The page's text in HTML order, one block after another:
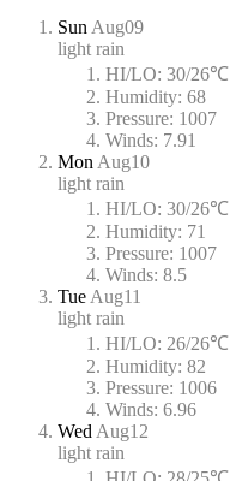
SunAug09
light rain
HI/LO: 30/26℃
Humidity: 68
Pressure: 1007
Winds: 7.91
MonAug10
light rain
HI/LO: 30/26℃
Humidity: 71
Pressure: 1007
Winds: 8.5
TueAug11
light rain
HI/LO: 26/26℃
Humidity: 82
Pressure: 1006
Winds: 6.96
WedAug12
light rain